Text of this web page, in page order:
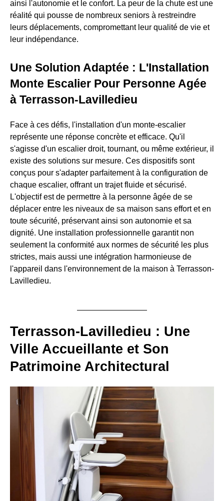
ainsi l'autonomie et le confort. La peur de la chute est une
réalité qui pousse de nombreux seniors à restreindre
leurs déplacements, compromettant leur qualité de vie et
leur indépendance.
Une Solution Adaptée : L'Installation
Monte Escalier Pour Personne Agée
à Terrasson-Lavilledieu
Face à ces défis, l'installation d'un monte-escalier
représente une réponse concrète et efficace. Qu'il
s'agisse d'un escalier droit, tournant, ou même extérieur, il
existe des solutions sur mesure. Ces dispositifs sont
conçus pour s'adapter parfaitement à la configuration de
chaque escalier, offrant un trajet fluide et sécurisé.
L'objectif est de permettre à la personne âgée de se
déplacer entre les niveaux de sa maison sans effort et en
toute sécurité, préservant ainsi son autonomie et sa
dignité. Une installation professionnelle garantit non
seulement la conformité aux normes de sécurité les plus
strictes, mais aussi une intégration harmonieuse de
l'appareil dans l'environnement de la maison à Terrasson-
Lavilledieu.
Terrasson-Lavilledieu : Une
Ville Accueillante et Son
Patrimoine Architectural